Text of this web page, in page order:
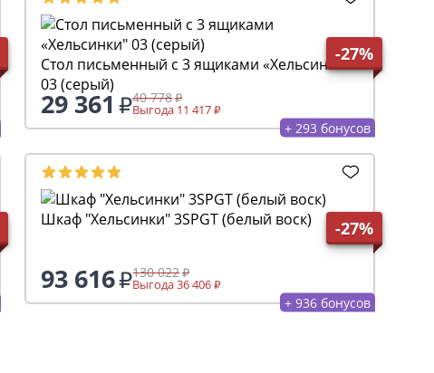
-27%
Стол письменный с 3 ящиками «Хельсинки"
03 (серый)
29 361 40 778
Выгода 11 417
+ 293 бонусов
-27%
Шкаф "Хельсинки" 3SPGT (белый воск)
93 616 130 022
Выгода 36 406
+ 936 бонусов